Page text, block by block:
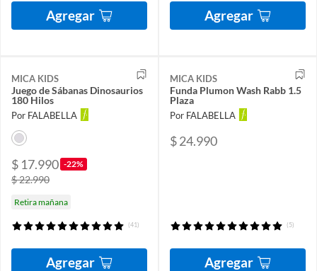
Agregar Agregar
MICA KIDS
Juego de Sábanas Dinosaurios
180 Hilos
Por FALABELLA
$ 17.990 -22%
$ 22.990
Retira mañana
(41)
Agregar
MICA KIDS
Funda Plumon Wash Rabb 1.5
Plaza
Por FALABELLA
$ 24.990
(5)
Agregar